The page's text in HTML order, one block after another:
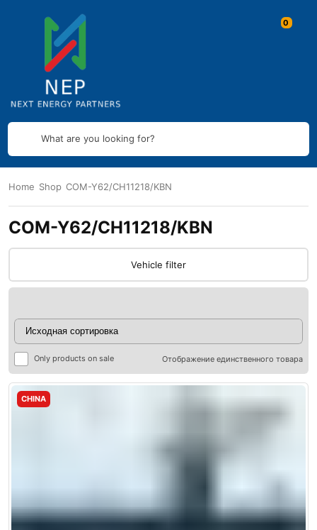
What are you looking for?
Home Shop COM-Y62/CH11218/KBN
COM-Y62/CH11218/KBN
Vehicle filter
Only products on sale Отображение единственного товара
CHINA